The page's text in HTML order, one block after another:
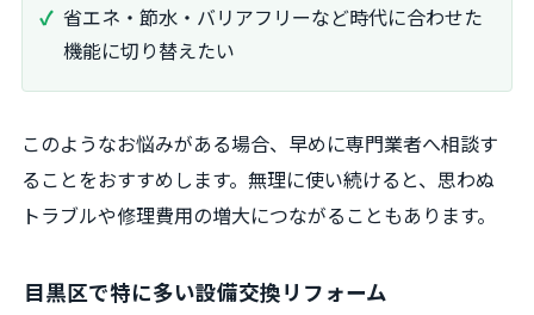
省エネ・節水・バリアフリーなど時代に合わせた
機能に切り替えたい
このようなお悩みがある場合、早めに専門業者へ相談す
ることをおすすめします。無理に使い続けると、思わぬ
トラブルや修理費用の増大につながることもあります。
目黒区で特に多い設備交換リフォーム